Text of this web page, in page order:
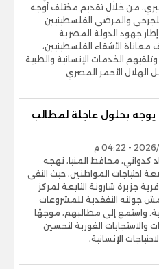
من خلال تقديم مختلف أوجه
للجرحى والمرضى الفلسطينيين
جهود الدولة المصرية
معاناة الأشقاء الفلسطينيين،
الخدمات الإنسانية والطبية
الهلال الأحمر المصري
يوجه بحلول عاجلة لمطالب
كدواني، محافظ المنيا، نهجه
احتياجات المواطنين، حيث التقى
جزيرة شارونة التابعة لمركز
جولته التفقدية للمشروعات
واستمع إلى مطالبهم، موجهًا
والاستجابات الفورية لتحسين
الإنسانية،